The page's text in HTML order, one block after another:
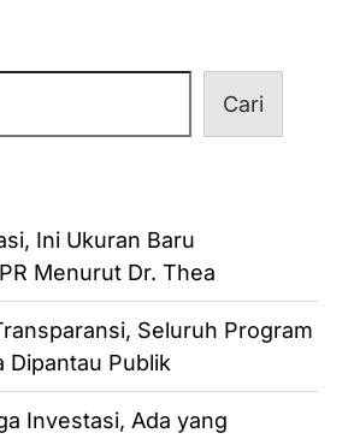
Cari
Ini Ukuran Baru
Menurut Dr. Thea
Seluruh Program
Dipantau Publik
Investasi, Ada yang